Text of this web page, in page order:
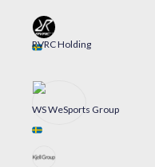
RVRC Holding
WS WeSports Group